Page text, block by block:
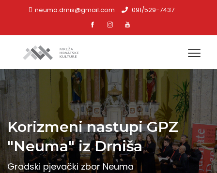
neuma.drnis@gmail.com 091/529-7437
Korizmeni nastupi GPZ
"Neuma" iz Drniša
Gradski pjevački zbor Neuma